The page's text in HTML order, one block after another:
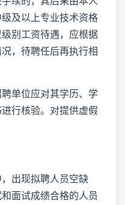
及以上专业技术资格
别工资待遇，应根据
，待聘任后再执行相
单位应对其学历、学
行核验。对提供虚假
出现拟聘人员空缺
面试成绩合格的人员